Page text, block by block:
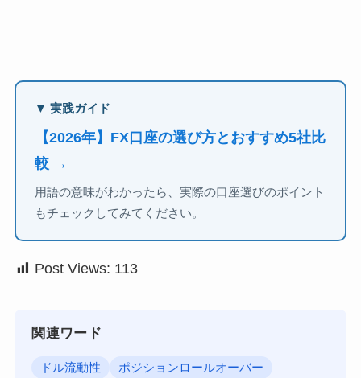
▼ 実践ガイド
【2026年】FX口座の選び方とおすすめ5社比
較 →
用語の意味がわかったら、実際の口座選びのポイント
もチェックしてみてください。
Post Views: 113
関連ワード
ドル流動性 ポジションロールオーバー